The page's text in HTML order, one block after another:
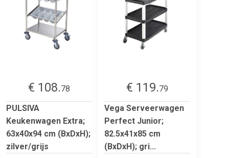
€ 108.78
PULSIVA
Keukenwagen Extra;
63x40x94 cm (BxDxH);
zilver/grijs
€ 119.79
Vega Serveerwagen
Perfect Junior;
82.5x41x85 cm
(BxDxH); gri...